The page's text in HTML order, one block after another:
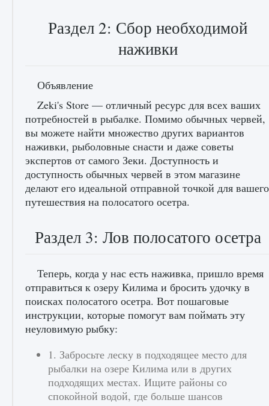
«Идет сохранение мира — Невозможно
начать сохранение данных мира»
2 711 0
Все новые функции в режиме карьеры EA
FC 25
9 августа 2024 2 096 0
Входят ли «Милан» и «Интер» в EA FC 25
Раздел 2: Сбор необходимой
наживки
Объявление
Zeki's Store — отличный ресурс для всех ваших
потребностей в рыбалке. Помимо обычных червей,
вы можете найти множество других вариантов
наживки, рыболовные снасти и даже советы
экспертов от самого Зеки. Доступность и
доступность обычных червей в этом магазине
делают его идеальной отправной точкой для вашего
путешествия на полосатого осетра.
Раздел 3: Лов полосатого осетра
Теперь, когда у нас есть наживка, пришло время
отправиться к озеру Килима и бросить удочку в
поисках полосатого осетра. Вот пошаговые
инструкции, которые помогут вам поймать эту
неуловимую рыбку:
1. Забросьте леску в подходящее место для
рыбалки на озере Килима или в других
подходящих местах. Ищите районы со
спокойной водой, где больше шансов